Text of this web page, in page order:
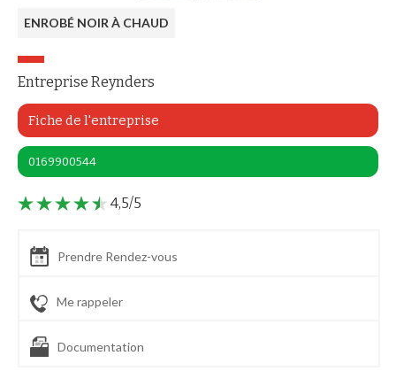
ENROBÉ NOIR À CHAUD
Entreprise Reynders
Fiche de l'entreprise
0169900544
4,5/5
Prendre Rendez-vous
Me rappeler
Documentation